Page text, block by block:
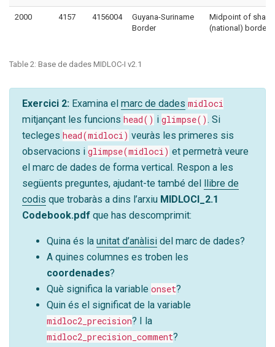
Table 2: Base de dades MIDLOC-I v2.1
2000 4157 4156004
Guyana-Suriname
Border
Midpoint of
(national) border
Exercici 2: Examina elmarc de dades midloci
mitjançant les funcionshead() iglimpse(). Si
teclegeshead(midloci) veuràs les primeres sis
observacions iglimpse(midloci) et permetrà veure
el marc de dades de forma vertical. Respon a les
següents preguntes, ajudant-te també del llibre de
codis que trobaràs a dins l’arxiu MIDLOCI_2.1
Codebook.pdf que has descomprimit:
Quina és launitat d’anàlisi del marc de dades?
A quines columnes es troben les
coordenades?
Què significa la variableonset?
Quin és el significat de la variable
midloc2_precision? I la
midloc2_precision_comment?